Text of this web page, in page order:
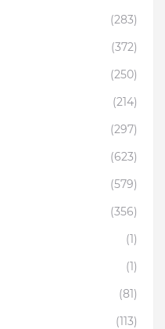
(283)
(372)
(250)
(214)
(297)
(623)
(579)
(356)
(1)
(1)
(81)
(113)